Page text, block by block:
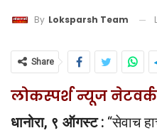
By Loksparsh Team
Share
लोकस्पर्श न्यूज
धानोरा, ९ ऑगस्ट : “सेवाच